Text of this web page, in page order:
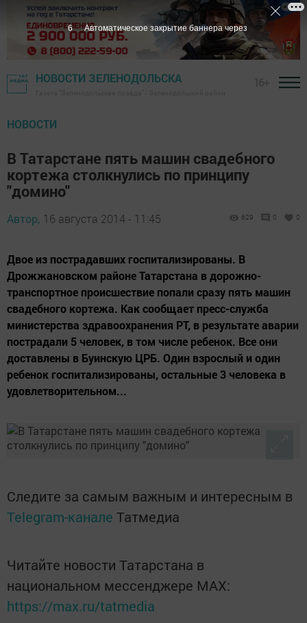
НОВОСТИ ЗЕЛЕНОДОЛЬСКА
НОВОСТИ
В Татарстане пять машин свадебного
кортежа столкнулись по принципу
"домино"
Автор, 16 августа 2014 - 11:45 629 0 0
Двое из пострадавших госпитализированы. В
Дрожжановском районе Татарстана в дорожно-
транспортное происшествие попали сразу пять машин
свадебного кортежа. Как сообщает пресс-служба
министерства здравоохранения РТ, в результате аварии
пострадали 5 человек, в том числе ребенок. Все они
доставлены в Буинскую ЦРБ. Один взрослый и один
ребенок госпитализированы, остальные 3 человека в
удовлетворительном...
Следите за самым важным и интересным в
Telegram-канале Татмедиа
Читайте новости Татарстана в
национальном мессенджере MАХ:
https://max.ru/tatmedia
5 Автоматическое закрытие баннера через